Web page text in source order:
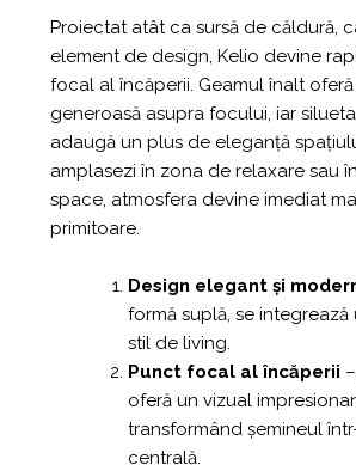
Proiectat atât ca sursă de căldură,
element de design, Kelio devine
focal al încăperii. Geamul înalt
generoasă asupra focului, iar
adaugă un plus de eleganță
amplasezi în zona de relaxare sau
space, atmosfera devine imediat
primitoare.
Design elegant și
formă suplă, se integrează
stil de living.
Punct focal al încăperii
oferă un vizual
transformând șemineul
centrală.